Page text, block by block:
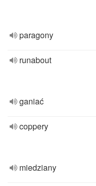
paragony
runabout
ganiać
coppery
miedziany